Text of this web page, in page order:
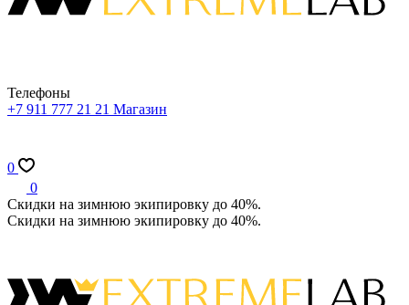
Телефоны
+7 911 777 21 21 Магазин
0
0
Скидки на зимнюю экипировку до 40%.
Скидки на зимнюю экипировку до 40%.